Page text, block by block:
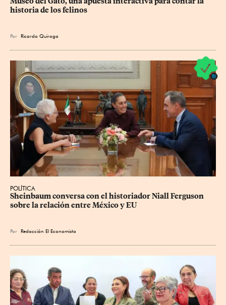
historia de los felinos
Por Ricardo Quiroga
POLÍTICA
Sheinbaum conversa con el historiador Niall Ferguson
sobre la relación entre México y EU
Por Redacción El Economista